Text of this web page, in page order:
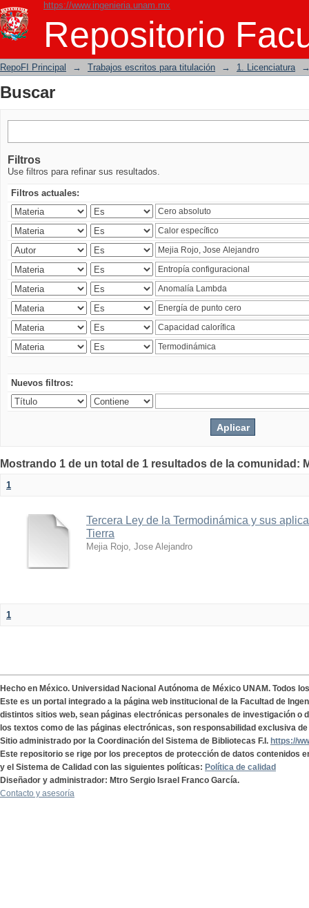
https://www.ingenieria.unam.mx
Repositorio
Buscar
RepoFI Principal → Trabajos escritos para titulación → 1. Licenciatura
Buscar
Filtros
Use filtros para refinar sus resultados.
Filtros actuales:
Nuevos filtros:
Mostrando 1 de un total de 1 resultados de la comunidad:
1
Tercera Ley de la Termodinámica y sus
Tierra
Mejia Rojo, Jose Alejandro
1
Hecho en México. Universidad Nacional Autónoma de México UNAM. Todos
Este es un portal integrado a la página web institucional de la Facultad de
distintos sitios web, sean páginas electrónicas personales de investigación o
los textos como de las páginas electrónicas, son responsabilidad exclusiva
Sitio administrado por la Coordinación del Sistema de Bibliotecas F.I. https://
Este repositorio se rige por los preceptos de protección de datos contenidos
y el Sistema de Calidad con las siguientes políticas: Política de calidad
Diseñador y administrador: Mtro Sergio Israel Franco García.
Contacto y asesoría